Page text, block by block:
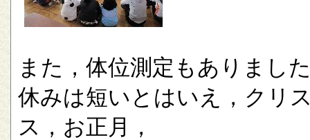
また，体位測定もありまし
休みは短いとはいえ，クリ
ス，お正月，